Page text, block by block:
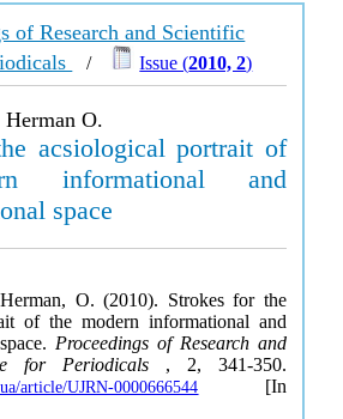
of Research and Scientific
/ Issue (2010, 2)
O.
acsiological portrait of
informational and
space
O. (2010). Strokes for the
of the modern informational and
Proceedings of Research and
for Periodicals , 2, 341-350.
article/UJRN-0000666544 [In